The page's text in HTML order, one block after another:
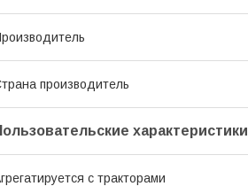
производитель
характеристики
с тракторами